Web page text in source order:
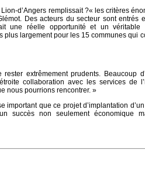
d’Angers remplissait ?« les critères
Des acteurs du secteur sont entrés
une réelle opportunité et un véritable
plus largement pour les 15 communes qui
extrêmement prudents. Beaucoup
collaboration avec les services de
nous pourrions rencontrer. »
important que ce projet d’implantation
succès non seulement économique